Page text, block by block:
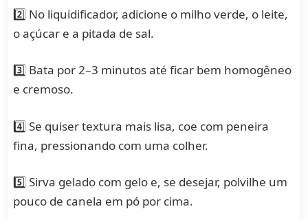
2️⃣ No liquidificador, adicione o milho verde, o leite,
o açúcar e a pitada de sal.
3️⃣ Bata por 2–3 minutos até ficar bem homogêneo
e cremoso.
4️⃣ Se quiser textura mais lisa, coe com peneira
fina, pressionando com uma colher.
5️⃣ Sirva gelado com gelo e, se desejar, polvilhe um
pouco de canela em pó por cima.